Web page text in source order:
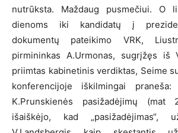
nutrūksta. Maždaug pusmečiui. O
dienoms iki kandidatų į
dokumentų pateikimo VRK,
pirmininkas A.Urmonas, sugrįžęs
priimtas kabinetinis verdiktas, Seime
konferencijoje iškilmingai
K.Prunskienės pasižadėjimų
išaiškėjo, kad „pasižadėjimas“,